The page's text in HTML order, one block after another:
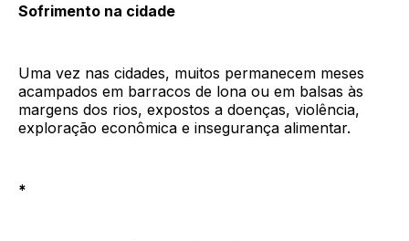
Sofrimento na cidade
Uma vez nas cidades, muitos permanecem meses
acampados em barracos de lona ou em balsas às
margens dos rios, expostos a doenças, violência,
exploração econômica e insegurança alimentar.
*